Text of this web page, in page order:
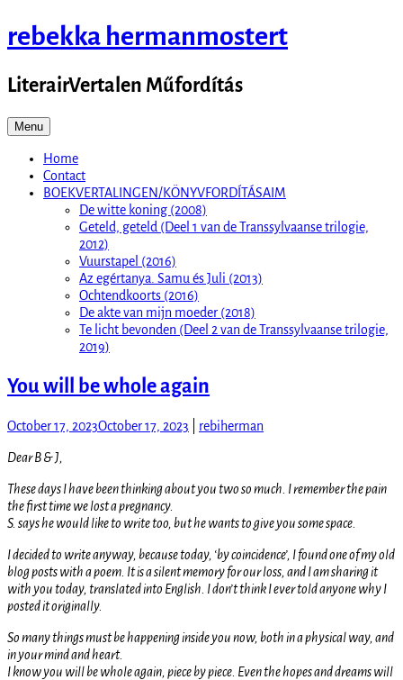
to
rebekka hermanmostert
LiterairVertalen Műfordítás
Menu
Home
Contact
BOEKVERTALINGEN/KÖNYVFORDÍTÁSAIM
De witte koning (2008)
Geteld, geteld (Deel 1 van de Transsylvaanse trilogie,
2012)
Vuurstapel (2016)
Az egértanya. Samu és Juli (2013)
Ochtendkoorts (2016)
De akte van mijn moeder (2018)
Te licht bevonden (Deel 2 van de Transsylvaanse trilogie,
2019)
You will be whole again
October 17, 2023October 17, 2023 rebiherman
Dear B &J,
These days I have been thinking about you two so much. I remember the pain
the first time we lost a pregnancy.
S. says he would like to write too, but he wants to give you some space.
I decided to write anyway, because today, ‘by coincidence’, I found one of my old
blog posts with a poem. It is a silent memory for our loss, and I am sharing it
with you today, translated into English. I don’t think I ever told anyone why I
posted it originally.
So many things must be happening inside you now, both in a physical way, and
in your mind and heart.
I know you will be whole again, piece by piece. Even the hopes and dreams will